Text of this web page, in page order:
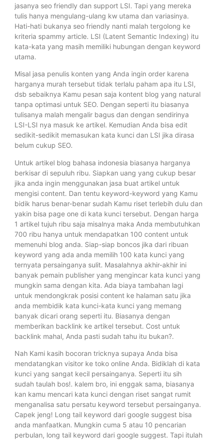
jasanya seo friendly dan support LSI. Tapi yang mereka
tulis hanya mengulang-ulang kw utama dan variasinya.
Hati-hati bukanya seo friendly nanti malah tergolong ke
kriteria spammy article. LSI (Latent Semantic Indexing) itu
kata-kata yang masih memiliki hubungan dengan keyword
utama.
Misal jasa penulis konten yang Anda ingin order karena
harganya murah tersebut tidak terlalu paham apa itu LSI,
dsb sebaiknya Kamu pesan saja kontent blog yang natural
tanpa optimasi untuk SEO. Dengan seperti itu biasanya
tulisanya malah mengalir bagus dan dengan sendirinya
LSI-LSI nya masuk ke artikel. Kemudian Anda bisa edit
sedikit-sedikit memasukan kata kunci dan LSI jika dirasa
belum cukup SEO.
Untuk artikel blog bahasa indonesia biasanya harganya
berkisar di sepuluh ribu. Siapkan uang yang cukup besar
jika anda ingin menggunakan jasa buat artikel untuk
mengisi content. Dan tentu keyword-keyword yang Kamu
bidik harus benar-benar sudah Kamu riset terlebih dulu dan
yakin bisa page one di kata kunci tersebut. Dengan harga
1 artikel tujuh ribu saja misalnya maka Anda membutuhkan
700 ribu hanya untuk mendapatkan 100 content untuk
memenuhi blog anda. Siap-siap boncos jika dari ribuan
keyword yang ada anda memilih 100 kata kunci yang
ternyata persainganya sulit. Masalahnya akhir-akhir ini
banyak pemain publisher yang mengincar kata kunci yang
mungkin sama dengan kita. Ada biaya tambahan lagi
untuk mendongkrak posisi content ke halaman satu jika
anda membidik kata kunci-kata kunci yang memang
banyak dicari orang seperti itu. Biasanya dengan
memberikan backlink ke artikel tersebut. Cost untuk
backlink mahal, Anda pasti sudah tahu itu bukan?.
Nah Kami kasih bocoran tricknya supaya Anda bisa
mendatangkan visitor ke toko online Anda. Bidiklah di kata
kunci yang sangat kecil persainganya. Seperti itu sih
sudah taulah bos!. kalem bro, ini enggak sama, biasanya
kan kamu mencari kata kunci dengan riset sangat rumit
menganalisa satu persatu keyword tersebut persainganya.
Capek jeng! Long tail keyword dari google suggest bisa
anda manfaatkan. Mungkin cuma 5 atau 10 pencarian
perbulan, long tail keyword dari google suggest. Tapi itulah